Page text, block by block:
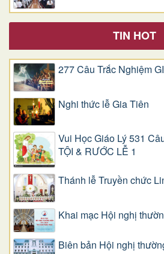
TIN HOT
277 Câu Trắc Nghiệm
Nghi thức lễ Gia Tiên
Vui Học Giáo Lý 531
TỘI & RƯỚC LỄ 1
Thánh lễ Truyền chức
Khai mạc Hội nghị
Biên bản Hội nghị